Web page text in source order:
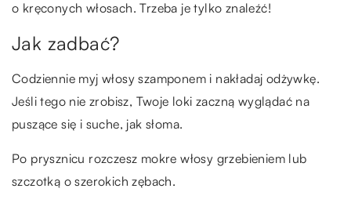
o kręconych włosach. Trzeba je tylko znaleźć!
Jak zadbać?
Codziennie myj włosy szamponem i nakładaj odżywkę.
Jeśli tego nie zrobisz, Twoje loki zaczną wyglądać na
puszące się i suche, jak słoma.
Po prysznicu rozczesz mokre włosy grzebieniem lub
szczotką o szerokich zębach.